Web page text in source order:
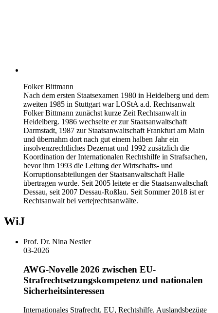
Folker Bittmann
Nach dem ersten Staatsexamen 1980 in Heidelberg und dem
zweiten 1985 in Stuttgart war LOStA a.d. Rechtsanwalt
Folker Bittmann zunächst kurze Zeit Rechtsanwalt in
Heidelberg. 1986 wechselte er zur Staatsanwaltschaft
Darmstadt, 1987 zur Staatsanwaltschaft Frankfurt am Main
und übernahm dort nach gut einem halben Jahr ein
insolvenzrechtliches Dezernat und 1992 zusätzlich die
Koordination der Internationalen Rechtshilfe in Strafsachen,
bevor ihm 1993 die Leitung der Wirtschafts- und
Korruptionsabteilungen der Staatsanwaltschaft Halle
übertragen wurde. Seit 2005 leitete er die Staatsanwaltschaft
Dessau, seit 2007 Dessau-Roßlau. Seit Sommer 2018 ist er
Rechtsanwalt bei verte|rechtsanwälte.
WiJ
Prof. Dr. Nina Nestler
03-2026
AWG-Novelle 2026 zwischen EU-
Strafrechtsetzungskompetenz und nationalen
Sicherheitsinteressen
Internationales Strafrecht, EU, Rechtshilfe, Auslandsbezüge